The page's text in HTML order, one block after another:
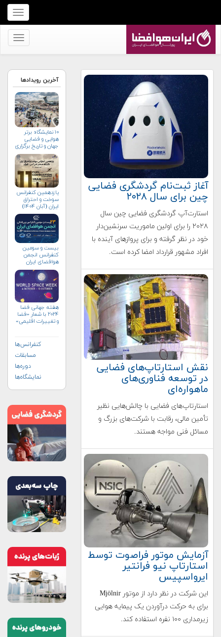
برای
نمایش
منو
برای
کنید
آغاز ثبت‌نام گردشگری فضایی
چین برای سال ۲۰۲۸
استارت‌آپ گردشگری فضایی چین سال
۲۰۲۸ را برای اولین ماموریت سرنشین‌دار
خود در نظر گرفته و برای پروازهای آینده با
افراد مشهور قرارداد امضا کرده است.
نقش استارتاپ‌های فضایی
در توسعه فناوری‌های
ماهواره‌ای
استارتاپ‌های فضایی با چالش‌هایی نظیر
تأمین مالی، رقابت با شرکت‌های بزرگ و
مسائل فنی مواجه هستند.
آزمایش موتور فراصوت توسط
استارتاپ نیو فرانتیر
ایرواسپیس
این شرکت در نظر دارد از موتور Mjölnir
برای به حرکت درآوردن یک پیمایه هوایی
زیرمداری ۱۰۰ نفره استفاده کند.
آخرین رویدادها
۱۰ نمایشگاه برتر
هوایی و فضایی
جهان و تاریخ برگزاری
آن‌ها
یازدهمین کنفرانس
سوخت و احتراق
ایران (آبان‌ ۱۴۰۴)
بیست و سومین
کنفرانس انجمن
هوافضای ايران
هفته جهانی فضا
۲۰۲۴ با شعار «فضا
و تغییرات اقلیمی»
کنفرانس‌ها
مسابقات
دوره‌ها
نمایشگاه‌ها